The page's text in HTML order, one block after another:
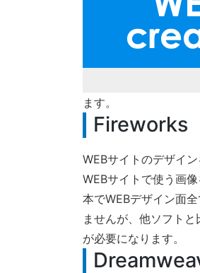
ます。
Fireworks
WEBサイトのデザイ
WEBサイトで使う画
本でWEBデザイン面
ませんが、他ソフト
が必要になります。